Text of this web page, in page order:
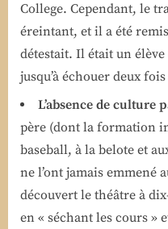
College. Cependant, le
éreintant, et il a été remis
détestait. Il était un
jusqu’à échouer deux
L’absence de culture
père (dont la formation
baseball, à la belote et
ne l’ont jamais emmené
découvert le théâtre à
en « séchant les cours »